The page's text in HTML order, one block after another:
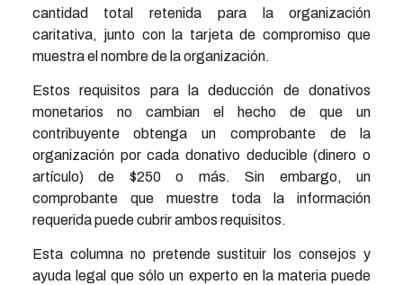
cantidad total retenida para la organización
caritativa, junto con la tarjeta de compromiso que
muestra el nombre de la organización.
Estos requisitos para la deducción de donativos
monetarios no cambian el hecho de que un
contribuyente obtenga un comprobante de la
organización por cada donativo deducible (dinero o
artículo) de $250 o más. Sin embargo, un
comprobante que muestre toda la información
requerida puede cubrir ambos requisitos.
Esta columna no pretende sustituir los consejos y
ayuda legal que sólo un experto en la materia puede